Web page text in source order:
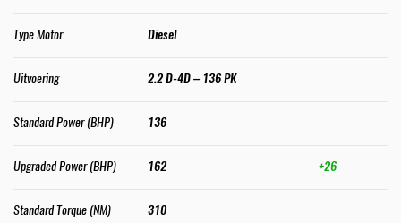
Type Motor Diesel
Uitvoering 2.2 D-4D – 136 PK
Standard Power (BHP) 136
Upgraded Power (BHP) 162 +26
Standard Torque (NM) 310